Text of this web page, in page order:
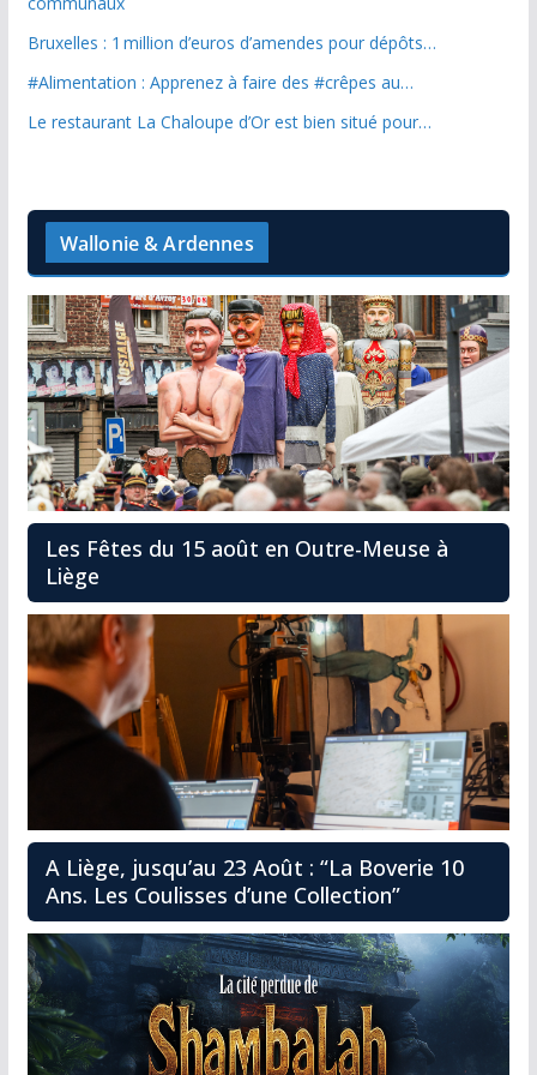
Bruxelles : 1 million d’euros d’amendes pour dépôts…
#Alimentation : Apprenez à faire des #crêpes au…
Le restaurant La Chaloupe d’Or est bien situé pour…
Wallonie & Ardennes
Les Fêtes du 15 août en Outre-Meuse à
Liège
A Liège, jusqu’au 23 Août : “La Boverie 10
Ans. Les Coulisses d’une Collection”